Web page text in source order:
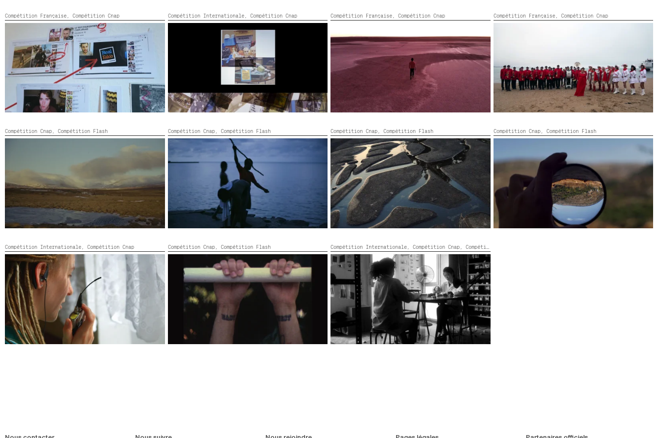
Compétition Française, Compétition Cnap
FORENSICKNESS
France, Allemagne, HD, Dolby Digital,2020,
Couleur,40’
Compétition Internationale, Compétition Cnap
États-Unis, Suède, DV NTSC, Stereo Dolby Digital,
42’
Compétition Française, Compétition Cnap
LA CELLULE
France, HD,2020,Couleur,49’
Compétition Française, Compétition Cnap
Compétition Cnap, Compétition Flash
Canada, Islande, Russie, États-Unis,
Compétition Cnap, Compétition Flash
SOON IT WILL BE DARK
Allemagne, HD, 5.1,
2020,Couleur,
Compétition Cnap, Compétition Flash
SWEAT
France, HD, 5.1,2020, Couleur,30’
Compétition Cnap, Compétition Flash
THE SUN AND THE LOOKING GLASS - FOR ONE
EASILY FORGETS BUT THE TREE REMEMBERS
Palestine, Belgique, super 8, 35mm, HD, Stereo,
2020,
Compétition Internationale, Compétition Cnap
TWO STONES
Allemagne, Pays-Bas, HDCAM, Stereo,
2020,
Couleur, 61’
Compétition Cnap, Compétition Flash
VOIN
France, Bulgarie, HD, Stereo, 8 mm, Muet,2020,
Couleur,30’
Compétition Internationale, Compétition Cnap, Compétition Flash
YEUX / YEUX / YEUX / YEUX
Espagne, Catalogne,2020,Noir et blanc, 37’